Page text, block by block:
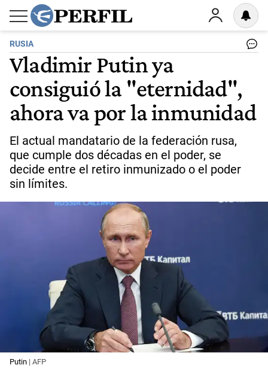
RUSIA
Vladimir Putin ya
consiguió la "eternidad",
ahora va por la inmunidad
El actual mandatario de la federación rusa,
que cumple dos décadas en el poder, se
decide entre el retiro inmunizado o el poder
sin límites.
Putin | AFP